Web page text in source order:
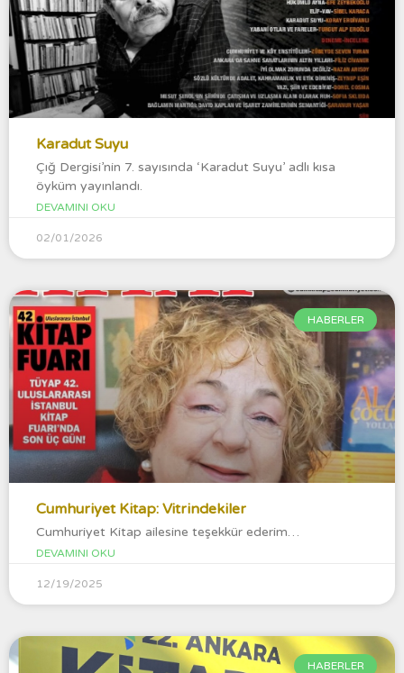
Karadut Suyu
Çığ Dergisi’nin 7. sayısında ‘Karadut Suyu’ adlı kısa
öyküm yayınlandı.
DEVAMINI OKU
02/01/2026
HABERLER
Cumhuriyet Kitap: Vitrindekiler
Cumhuriyet Kitap ailesine teşekkür ederim…
DEVAMINI OKU
12/19/2025
HABERLER